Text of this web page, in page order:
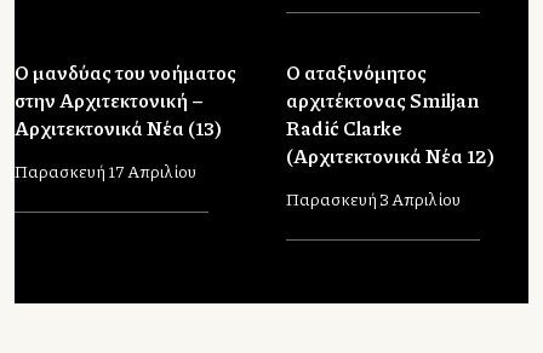
Ο μανδύας του νοήματος
στην Αρχιτεκτονική –
Αρχιτεκτονικά Νέα (13)
Παρασκευή 17 Απριλίου
O αταξινόμητος
αρχιτέκτονας Smiljan
Radić Clarke
(Αρχιτεκτονικά Νέα 12)
Παρασκευή 3 Απριλίου